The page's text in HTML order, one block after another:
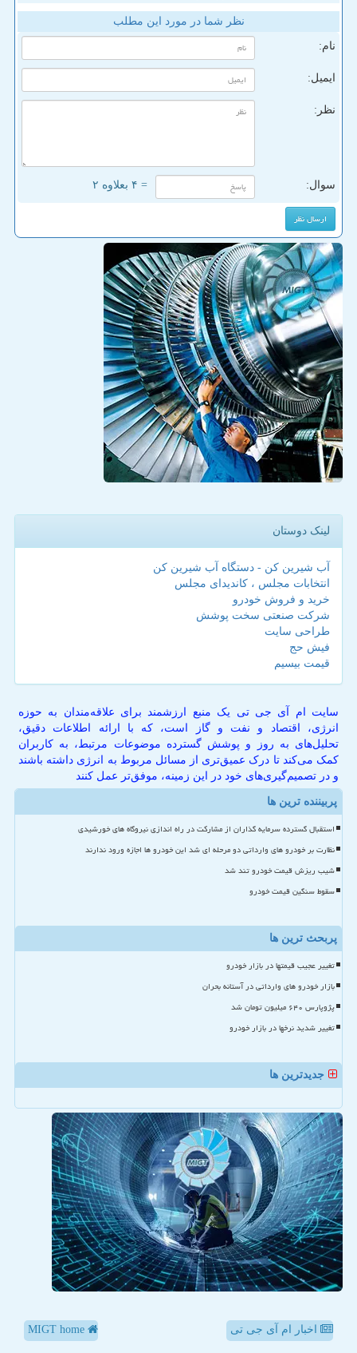
نظر شما در مورد این مطلب
نام:
ایمیل:
نظر:
سوال: = ۴ بعلاوه ۲
لینک دوستان
آب شیرین کن - دستگاه آب شیرین کن
انتخابات مجلس ، کاندیدای مجلس
خرید و فروش خودرو
شرکت صنعتی سخت پوشش
طراحی سایت
فیش حج
قیمت بیسیم
سایت ام آی جی تی یک منبع ارزشمند برای علاقه‌مندان به حوزه
انرژی، اقتصاد و نفت و گاز است، که با ارائه اطلاعات دقیق،
تحلیل‌های به روز و پوشش گسترده موضوعات مرتبط، به کاربران
کمک می‌کند تا درک عمیق‌تری از مسائل مربوط به انرژی داشته باشند
و در تصمیم‌گیری‌های خود در این زمینه، موفق‌تر عمل کنند
پربیننده ترین ها
استقبال گسترده سرمایه گذاران از مشارکت در راه اندازی نیروگاه های خورشیدی
نظارت بر خودرو های وارداتی دو مرحله ای شد این خودرو ها اجازه ورود ندارند
شیب ریزش قیمت خودرو تند شد
سقوط سنگین قیمت خودرو
پربحث ترین ها
تغییر عجیب قیمتها در بازار خودرو
بازار خودرو های وارداتی در آستانه بحران
پژوپارس ۶۴۰ میلیون تومان شد
تغییر شدید نرخها در بازار خودرو
جدیدترین ها
اخبار ام آی جی تی